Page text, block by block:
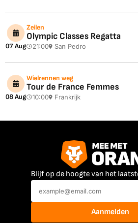
07 Aug
Zeilen
Olympic Classes Regatta
21:00 San Pedro
08 Aug
Wielrennen weg
Tour de France Femmes
10:00 Frankrijk
Blijf op de hoogte van het
Aanmelden